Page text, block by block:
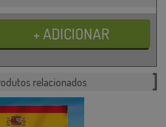
relacionados